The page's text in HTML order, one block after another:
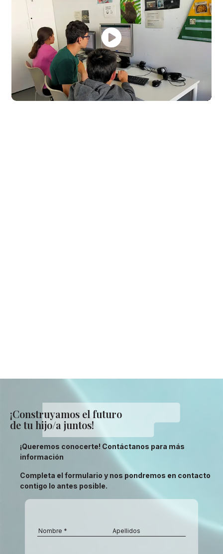
¡Construyamos el futuro
de tu hijo/a juntos!
¡Queremos conocerte! Contáctanos para más
información
Completa el formulario y nos pondremos en contacto
contigo lo antes posible.